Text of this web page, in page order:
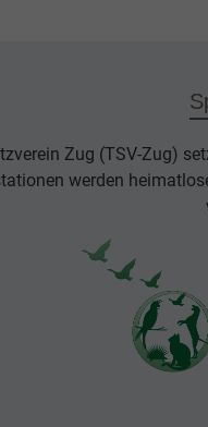
Zug (TSV-Zug)
werden